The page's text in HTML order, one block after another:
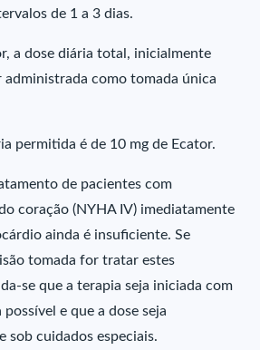
de 1 a 3 dias.
a dose diária total, inicialmente
administrada como tomada única
permitida é de 10 mg de Ecator.
de pacientes com
coração (NYHA IV) imediatamente
ainda é insuficiente. Se
tomada for tratar estes
se que a terapia seja iniciada com
e que a dose seja
sob cuidados especiais.